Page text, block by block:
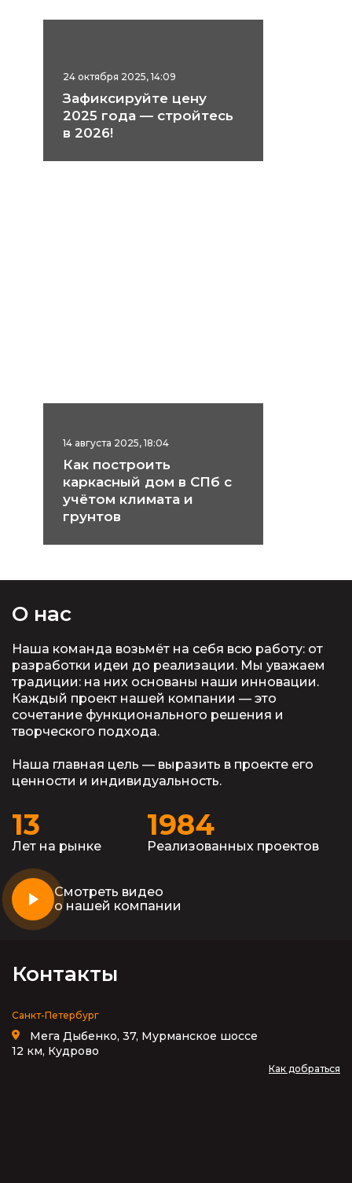
24 октября 2025, 14:09
Зафиксируйте цену
2025 года — стройтесь
в 2026!
14 августа 2025, 18:04
Как построить
каркасный дом в СПб с
учётом климата и
грунтов
О нас
Наша команда возьмёт на себя всю работу: от
разработки идеи до реализации. Мы уважаем
традиции: на них основаны наши инновации.
Каждый проект нашей компании — это
сочетание функционального решения и
творческого подхода.
Наша главная цель — выразить в проекте его
ценности и индивидуальность.
13
Лет на рынке
1984
Реализованных проектов
Смотреть видео
о нашей компании
Контакты
Санкт-Петербург
Мега Дыбенко, 37, Мурманское шоссе
12 км, Кудрово
Как добраться